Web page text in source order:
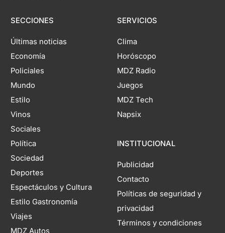
SECCIONES
Últimas noticias
Economía
Policiales
Mundo
Estilo
Vinos
Sociales
Política
Sociedad
Deportes
Espectáculos y Cultura
Estilo Gastronomía
Viajes
MDZ Autos
SERVICIOS
Clima
Horóscopo
MDZ Radio
Juegos
MDZ Tech
Napsix
INSTITUCIONAL
Publicidad
Contacto
Políticas de seguridad y
privacidad
Términos y condiciones